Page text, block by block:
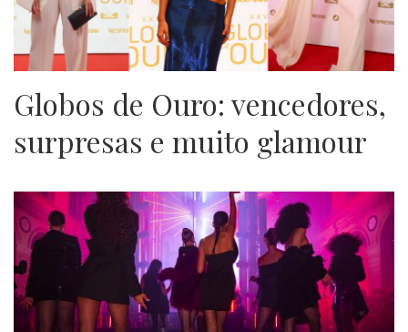
Globos de Ouro: vencedores,
surpresas e muito glamour